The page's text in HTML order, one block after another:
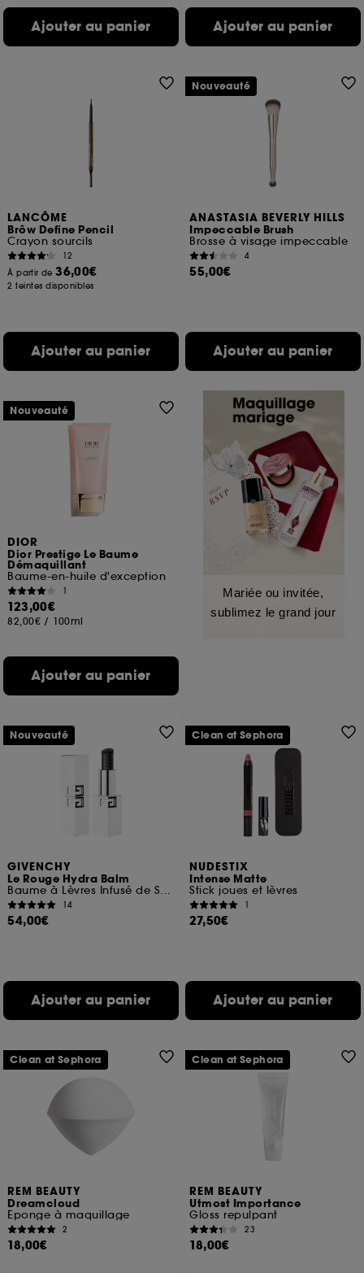
Ajouter au panier Ajouter au panier
LANCÔME
Brôw Define Pencil
Crayon sourcils
12
À partir de36,00€
2 teintes disponibles
Ajouter au panier
ANASTASIA BEVERLY HILLS
Impeccable Brush
Brosse à visage impeccable
4
55,00€
Ajouter au panier
Nouveauté
DIOR
Dior Prestige Le Baume
Démaquillant
Baume-en-huile d'exception
1
123,00€
82,00€ / 100ml
Ajouter au panier
Nouveauté
Mariée ou invitée,
sublimez le grand jour
GIVENCHY
Le Rouge Hydra Balm
Baume à Lèvres Infusé de Soin Réactif au pH
14
54,00€
Ajouter au panier
Nouveauté
NUDESTIX
Intense Matte
Stick joues et lèvres
1
27,50€
Ajouter au panier
Clean at Sephora
REM BEAUTY
Dreamcloud
Éponge à maquillage
2
18,00€
Clean at Sephora
REM BEAUTY
Utmost Importance
Gloss repulpant
23
18,00€
Clean at Sephora